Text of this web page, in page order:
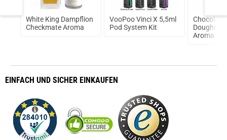
White King Dampflion
Checkmate Aroma
VooPoo Vinci X 5,5ml
Pod System Kit
Chocolate
Doughnut
Aroma by
EINFACH UND SICHER EINKAUFEN